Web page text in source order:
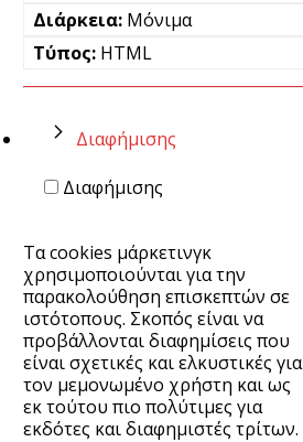
Μόνιμα
HTML
Διαφήμισης
Διαφήμισης
Τα cookies μάρκετινγκ
χρησιμοποιούνται για την
παρακολούθηση επισκεπτών σε
ιστότοπους. Σκοπός είναι να
προβάλλονται διαφημίσεις που
είναι σχετικές και ελκυστικές για
τον μεμονωμένο χρήστη και ως
εκ τούτου πιο πολύτιμες για
εκδότες και διαφημιστές τρίτων.